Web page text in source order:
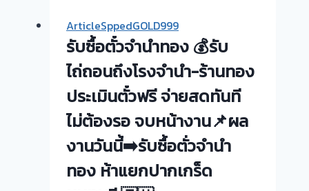
ทอง
ยินดี
บริการ
รับ
ไถ่ถอน
ถึง
โรง
จำนำ
ร้าน
ทอง
ArticleSppedGOLD999
รับซื้อตั๋วจำนำทอง 💰รับ
ไถ่ถอนถึงโรงจำนำ-ร้านทอง
ประเมินตั๋วฟรี จ่ายสดทันที
ไม่ต้องรอ จบหน้างาน📌ผล
งานวันนี้➡️รับซื้อตั่วจำนำ
ทอง ห้าแยกปากเกร็ด